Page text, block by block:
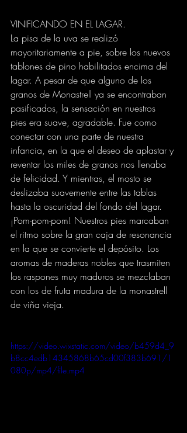
VINIFICANDO EN EL LAGAR.
La pisa de la uva se realizó
mayoritariamente a pie, sobre los nuevos
tablones de pino habilitados encima del
lagar. A pesar de que alguno de los
granos de Monastrell ya se encontraban
pasificados, la sensación en nuestros
pies era suave, agradable. Fue como
conectar con una parte de nuestra
infancia, en la que el deseo de aplastar y
reventar los miles de granos nos llenaba
de felicidad. Y mientras, el mosto se
deslizaba suavemente entre las tablas
hasta la oscuridad del fondo del lagar.
¡Pom-pom-pom! Nuestros pies marcaban
el ritmo sobre la gran caja de resonancia
en la que se convierte el depósito. Los
aromas de maderas nobles que trasmiten
los raspones muy maduros se mezclaban
con los de fruta madura de la monastrell
de viña vieja.
https://video.wixstatic.com/video/b459d4_9
b8cc4edb14345868b65cd00f383b691/1
080p/mp4/file.mp4